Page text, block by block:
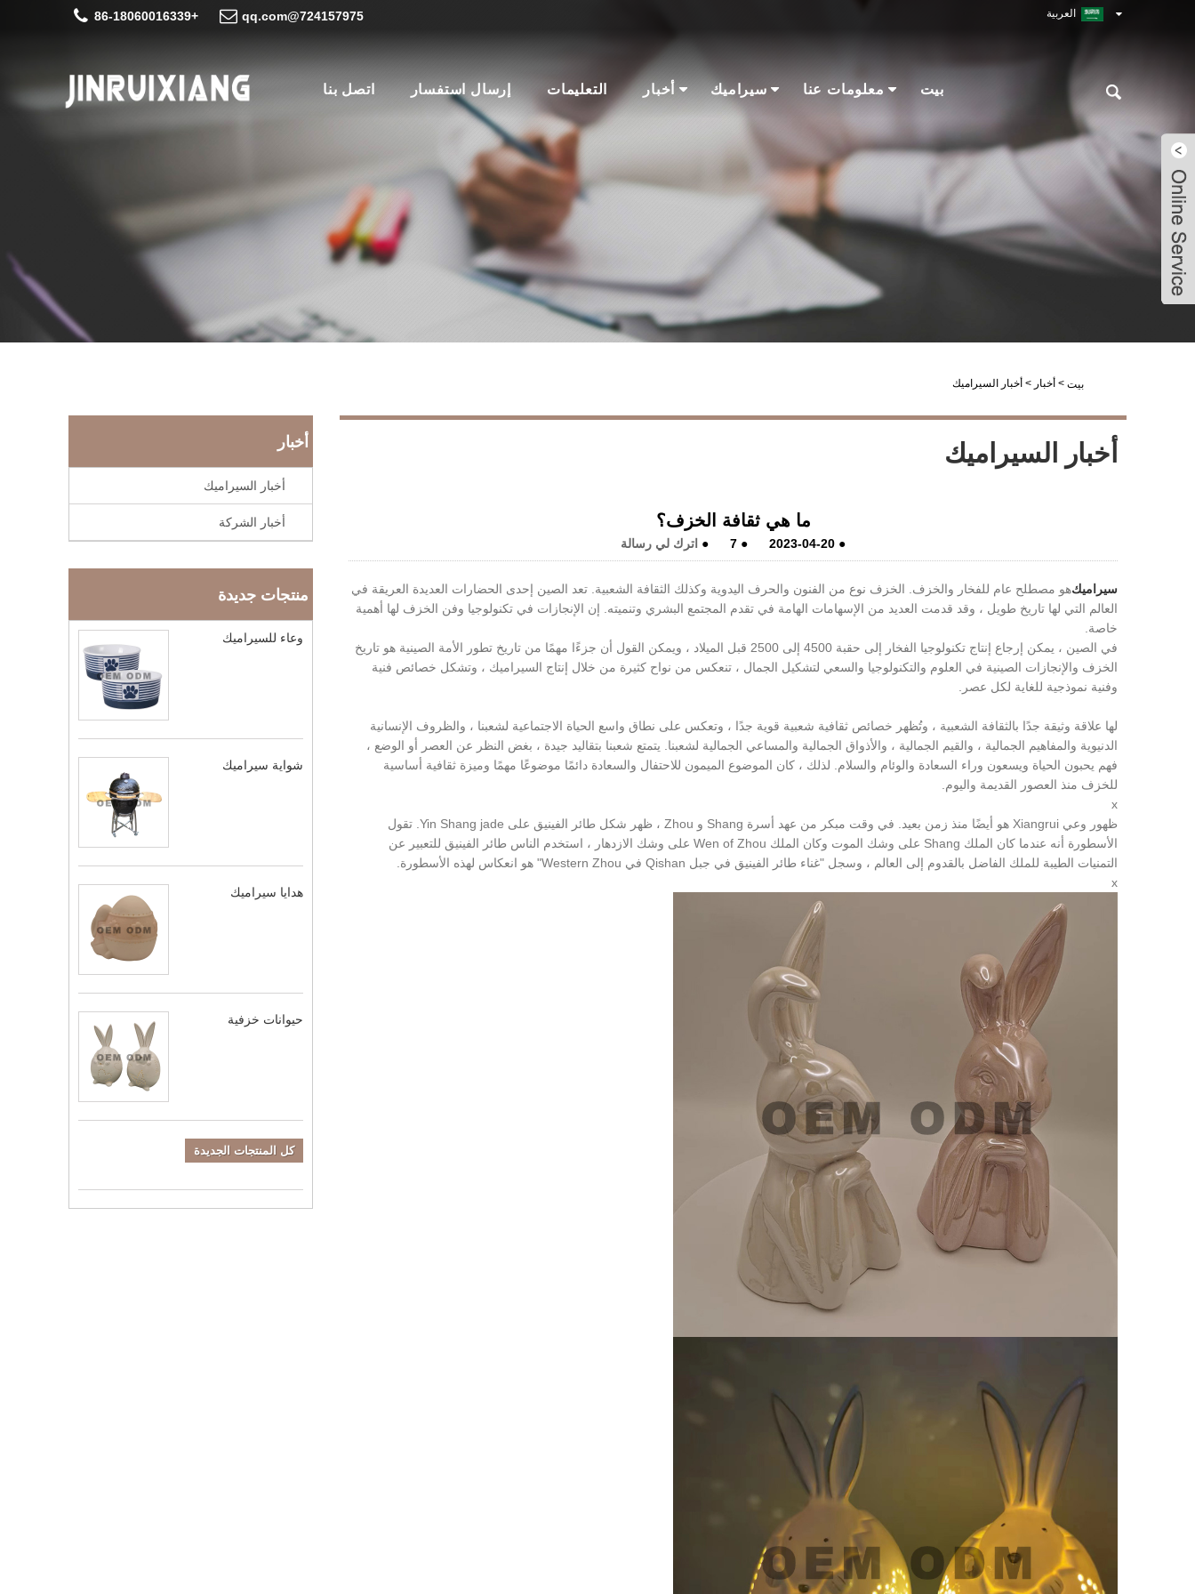
+86-18060016339 724157975@qq.com العربية
بيت معلومات عنا سيراميك أخبار التعليمات إرسال استفسار اتصل بنا
بيت > أخبار > أخبار السيراميك
أخبار
أخبار السيراميك
أخبار الشركة
منتجات جديدة
وعاء للسيراميك
شواية سيراميك
هدايا سيراميك
حيوانات خزفية
كل المنتجات الجديدة
أخبار السيراميك
ما هي ثقافة الخزف؟
●
2023-04-20
●
7
● اترك لي رسالة
سيراميكهو مصطلح عام للفخار والخزف. الخزف نوع من الفنون والحرف اليدوية وكذلك الثقافة الشعبية. تعد الصين إحدى الحضارات العديدة العريقة في
العالم التي لها تاريخ طويل ، وقد قدمت العديد من الإسهامات الهامة في تقدم المجتمع البشري وتنميته. إن الإنجازات في تكنولوجيا وفن الخزف لها أهمية
خاصة.
في الصين ، يمكن إرجاع إنتاج تكنولوجيا الفخار إلى حقبة 4500 إلى 2500 قبل الميلاد ، ويمكن القول أن جزءًا مهمًا من تاريخ تطور الأمة الصينية هو تاريخ
الخزف والإنجازات الصينية في العلوم والتكنولوجيا والسعي لتشكيل الجمال ، تنعكس من نواح كثيرة من خلال إنتاج السيراميك ، وتشكل خصائص فنية
وفنية نموذجية للغاية لكل عصر.
لها علاقة وثيقة جدًا بالثقافة الشعبية ، وتُظهر خصائص ثقافية شعبية قوية جدًا ، وتعكس على نطاق واسع الحياة الاجتماعية لشعبنا ، والظروف الإنسانية
الدنيوية والمفاهيم الجمالية ، والقيم الجمالية ، والأذواق الجمالية والمساعي الجمالية لشعبنا. يتمتع شعبنا بتقاليد جيدة ، بغض النظر عن العصر أو الوضع ،
فهم يحبون الحياة ويسعون وراء السعادة والوئام والسلام. لذلك ، كان الموضوع الميمون للاحتفال والسعادة دائمًا موضوعًا مهمًا وميزة ثقافية أساسية
للخزف منذ العصور القديمة واليوم.
x
ظهور وعي Xiangrui هو أيضًا منذ زمن بعيد. في وقت مبكر من عهد أسرة Shang و Zhou ، ظهر شكل طائر الفينيق على Yin Shang jade. تقول
الأسطورة أنه عندما كان الملك Shang على وشك الموت وكان الملك Wen of Zhou على وشك الازدهار ، استخدم الناس طائر الفينيق للتعبير عن
التمنيات الطيبة للملك الفاضل بالقدوم إلى العالم ، وسجل "غناء طائر الفينيق في جبل Qishan في Western Zhou" هو انعكاس لهذه الأسطورة.
x